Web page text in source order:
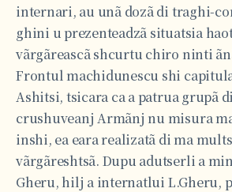
internari, au unã dozã di traghi-
ghini u prezenteadzã situatsia
vãrgãreascã shcurtu chiro ninti
Frontul machidunescu shi
Ashitsi, tsicara ca a patrua grupã
crushuveanj Armãnj nu misura
inshi, ea eara realizatã di ma
vãrgãreshtsã. Dupu adutserli a
Gheru, hilj a internatlui L.Gheru,